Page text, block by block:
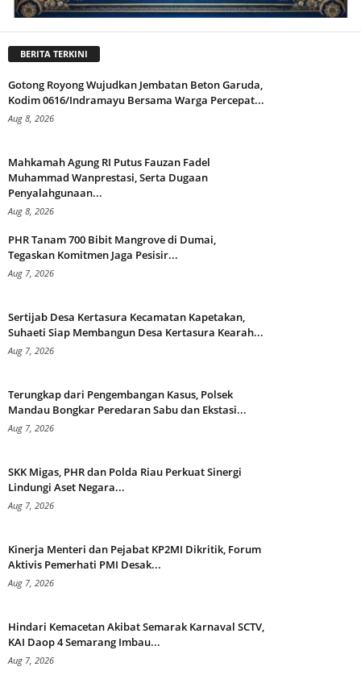
BERITA TERKINI
Gotong Royong Wujudkan Jembatan Beton Garuda,
Kodim 0616/Indramayu Bersama Warga Percepat...
Aug 8, 2026
Mahkamah Agung RI Putus Fauzan Fadel
Muhammad Wanprestasi, Serta Dugaan
Penyalahgunaan...
Aug 8, 2026
PHR Tanam 700 Bibit Mangrove di Dumai,
Tegaskan Komitmen Jaga Pesisir...
Aug 7, 2026
Sertijab Desa Kertasura Kecamatan Kapetakan,
Suhaeti Siap Membangun Desa Kertasura Kearah...
Aug 7, 2026
Terungkap dari Pengembangan Kasus, Polsek
Mandau Bongkar Peredaran Sabu dan Ekstasi...
Aug 7, 2026
SKK Migas, PHR dan Polda Riau Perkuat Sinergi
Lindungi Aset Negara...
Aug 7, 2026
Kinerja Menteri dan Pejabat KP2MI Dikritik, Forum
Aktivis Pemerhati PMI Desak...
Aug 7, 2026
Hindari Kemacetan Akibat Semarak Karnaval SCTV,
KAI Daop 4 Semarang Imbau...
Aug 7, 2026